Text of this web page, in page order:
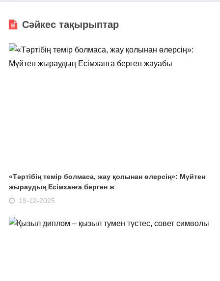
Сәйкес тақырыптар
«Тәртібің темір болмаса, жау қолынан өлерсің»: Мүйтен
жыраудың Есімханға берген ж
19-12-2025